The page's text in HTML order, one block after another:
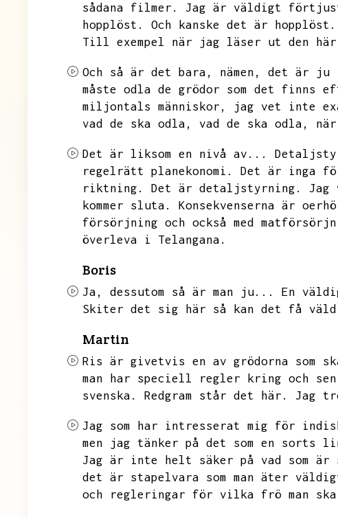
sådana filmer.
Jag är väldigt
hopplöst.
Och kanske det är hopplöst.
Till exempel när jag läser ut den
Och så är det bara, nämen, det är ju
måste odla de grödor som det finns
miljontals människor,
jag vet inte
vad de ska odla,
vad de ska odla,
Det är liksom en nivå av...
regelrätt planekonomi.
Det är inga
riktning.
Det är detaljstyrning.
Jag
kommer sluta.
Konsekvenserna är
försörjning och också med
överleva i Telangana.
Boris
Ja, dessutom så är man ju...
En
Skiter det sig här så kan det få
Martin
Ris är givetvis en av grödorna som
man har speciell regler kring och sen
svenska.
Redgram står det här. Jag
Jag som har intresserat mig för
men jag tänker på det som en sorts
Jag är inte helt säker på vad som
det är stapelvara som man äter
och regleringar för vilka frö man